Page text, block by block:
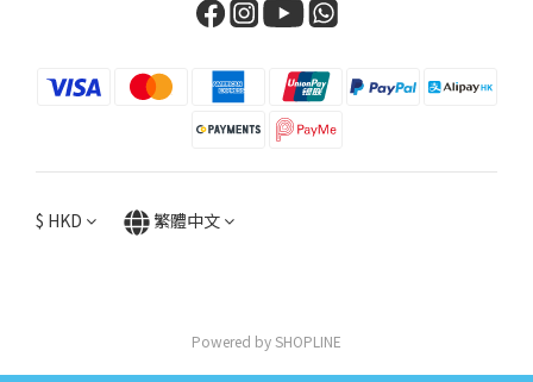
$ HKD 繁體中文
Powered by SHOPLINE